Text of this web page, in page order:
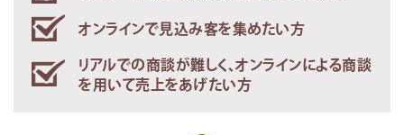
オンラインで見込み客を集めたい方
リアルでの商談が難しく、オンラインによる商談
を用いて売上をあげたい方